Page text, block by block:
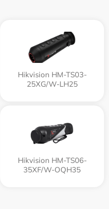
Hikvision HM-TS03-
25XG/W-LH25
Hikvision HM-TS06-
35XF/W-OQH35